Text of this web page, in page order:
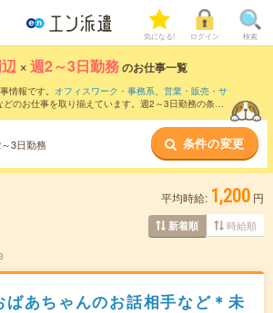
気になる! ログイン 検索
×週2～3日勤務のお仕事一覧
情報です。 オフィスワーク・事務系、 営業・販売・サ
どのお仕事を取り揃えています。週2～3日勤務の条件
3日勤務 条件の変更
平均時給: 1,200 円
新着順 時給順
ばあちゃんのお話相手など＊未